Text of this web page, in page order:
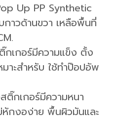
Up PP Synthetic
าวด้านขวา เหลือพื้นที่
กเกอร์มีความแข็ง ตั้ง
าะสำหรับ ใช้ทำป๊อปอัพ
ติ๊กเกอร์มีความหนา
กงอง่าย พื้นผิวมันและ